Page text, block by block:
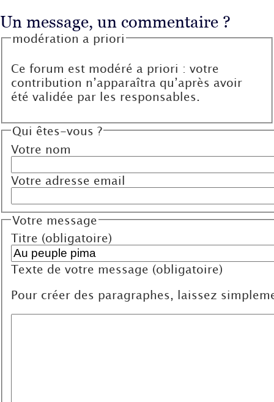
Un message, un commentaire ?
modération a priori
Ce forum est modéré a priori : votre
contribution n’apparaîtra qu’après avoir
été validée par les responsables.
Qui êtes-vous ?
Votre nom
Votre adresse email
Votre message
Titre (obligatoire)
Texte de votre message (obligatoire)
Pour créer des paragraphes, laissez